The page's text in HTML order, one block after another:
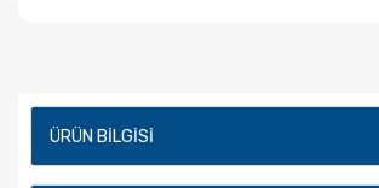
ÜRÜN BILGISI